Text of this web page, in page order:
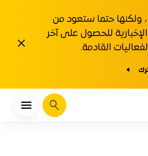
، ولكنها حتما ستعود من
للحصول على آخر
القادمة.
يبحث